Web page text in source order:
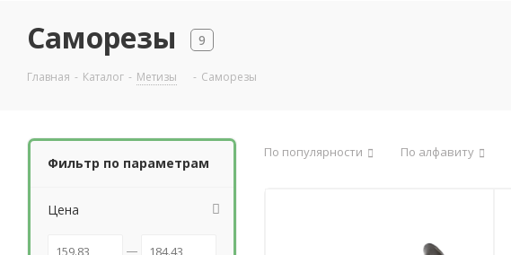
Саморезы 9
Главная - Каталог - Метизы - Саморезы
По популярности По алфавиту
Фильтр по параметрам
Цена